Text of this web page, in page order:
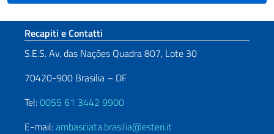
Sezione footer
Recapiti e Contatti
S.E.S. Av. das Nações Quadra 807, Lote 30
70420-900 Brasilia – DF
Tel:0055 61 3442 9900
E-mail:ambasciata.brasilia@esteri.it